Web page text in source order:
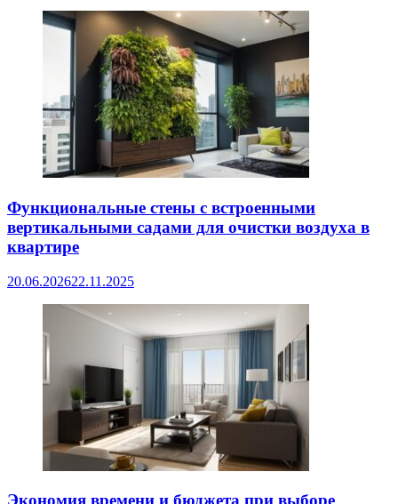
Функциональные стены с встроенными
вертикальными садами для очистки воздуха в
квартире
20.06.202622.11.2025
Экономия времени и бюджета при выборе